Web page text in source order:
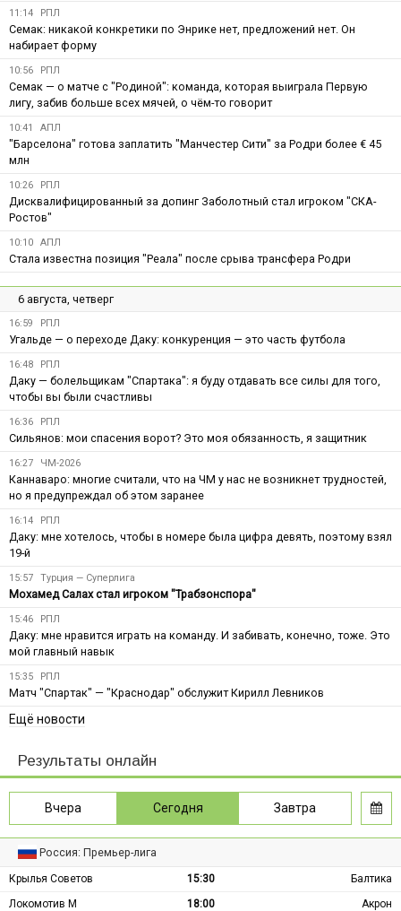
11:14 РПЛ
Семак: никакой конкретики по Энрике нет, предложений нет. Он
набирает форму
10:56 РПЛ
Семак — о матче с "Родиной": команда, которая выиграла Первую
лигу, забив больше всех мячей, о чём-то говорит
10:41 АПЛ
"Барселона" готова заплатить "Манчестер Сити" за Родри более € 45
млн
10:26 РПЛ
Дисквалифицированный за допинг Заболотный стал игроком "СКА-
Ростов"
10:10 АПЛ
Стала известна позиция "Реала" после срыва трансфера Родри
6 августа, четверг
16:59 РПЛ
Угальде — о переходе Даку: конкуренция — это часть футбола
16:48 РПЛ
Даку — болельщикам "Спартака": я буду отдавать все силы для того,
чтобы вы были счастливы
16:36 РПЛ
Сильянов: мои спасения ворот? Это моя обязанность, я защитник
16:27 ЧМ-2026
Каннаваро: многие считали, что на ЧМ у нас не возникнет трудностей,
но я предупреждал об этом заранее
16:14 РПЛ
Даку: мне хотелось, чтобы в номере была цифра девять, поэтому взял
19-й
15:57 Турция — Суперлига
Мохамед Салах стал игроком "Трабзонспора"
15:46 РПЛ
Даку: мне нравится играть на команду. И забивать, конечно, тоже. Это
мой главный навык
15:35 РПЛ
Матч "Спартак" — "Краснодар" обслужит Кирилл Левников
Ещё новости
Результаты онлайн
Вчера Сегодня Завтра
Россия: Премьер-лига
Крылья Советов 15:30
Балтика
Локомотив М
18:00
Акрон